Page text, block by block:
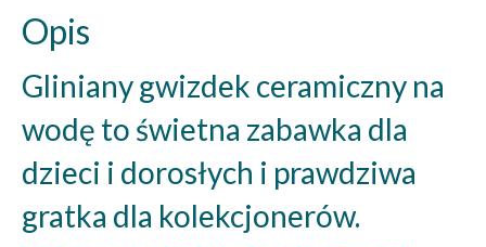
Opis
Gliniany gwizdek ceramiczny na
wodę to świetna zabawka dla
dzieci i dorosłych i prawdziwa
gratka dla kolekcjonerów.